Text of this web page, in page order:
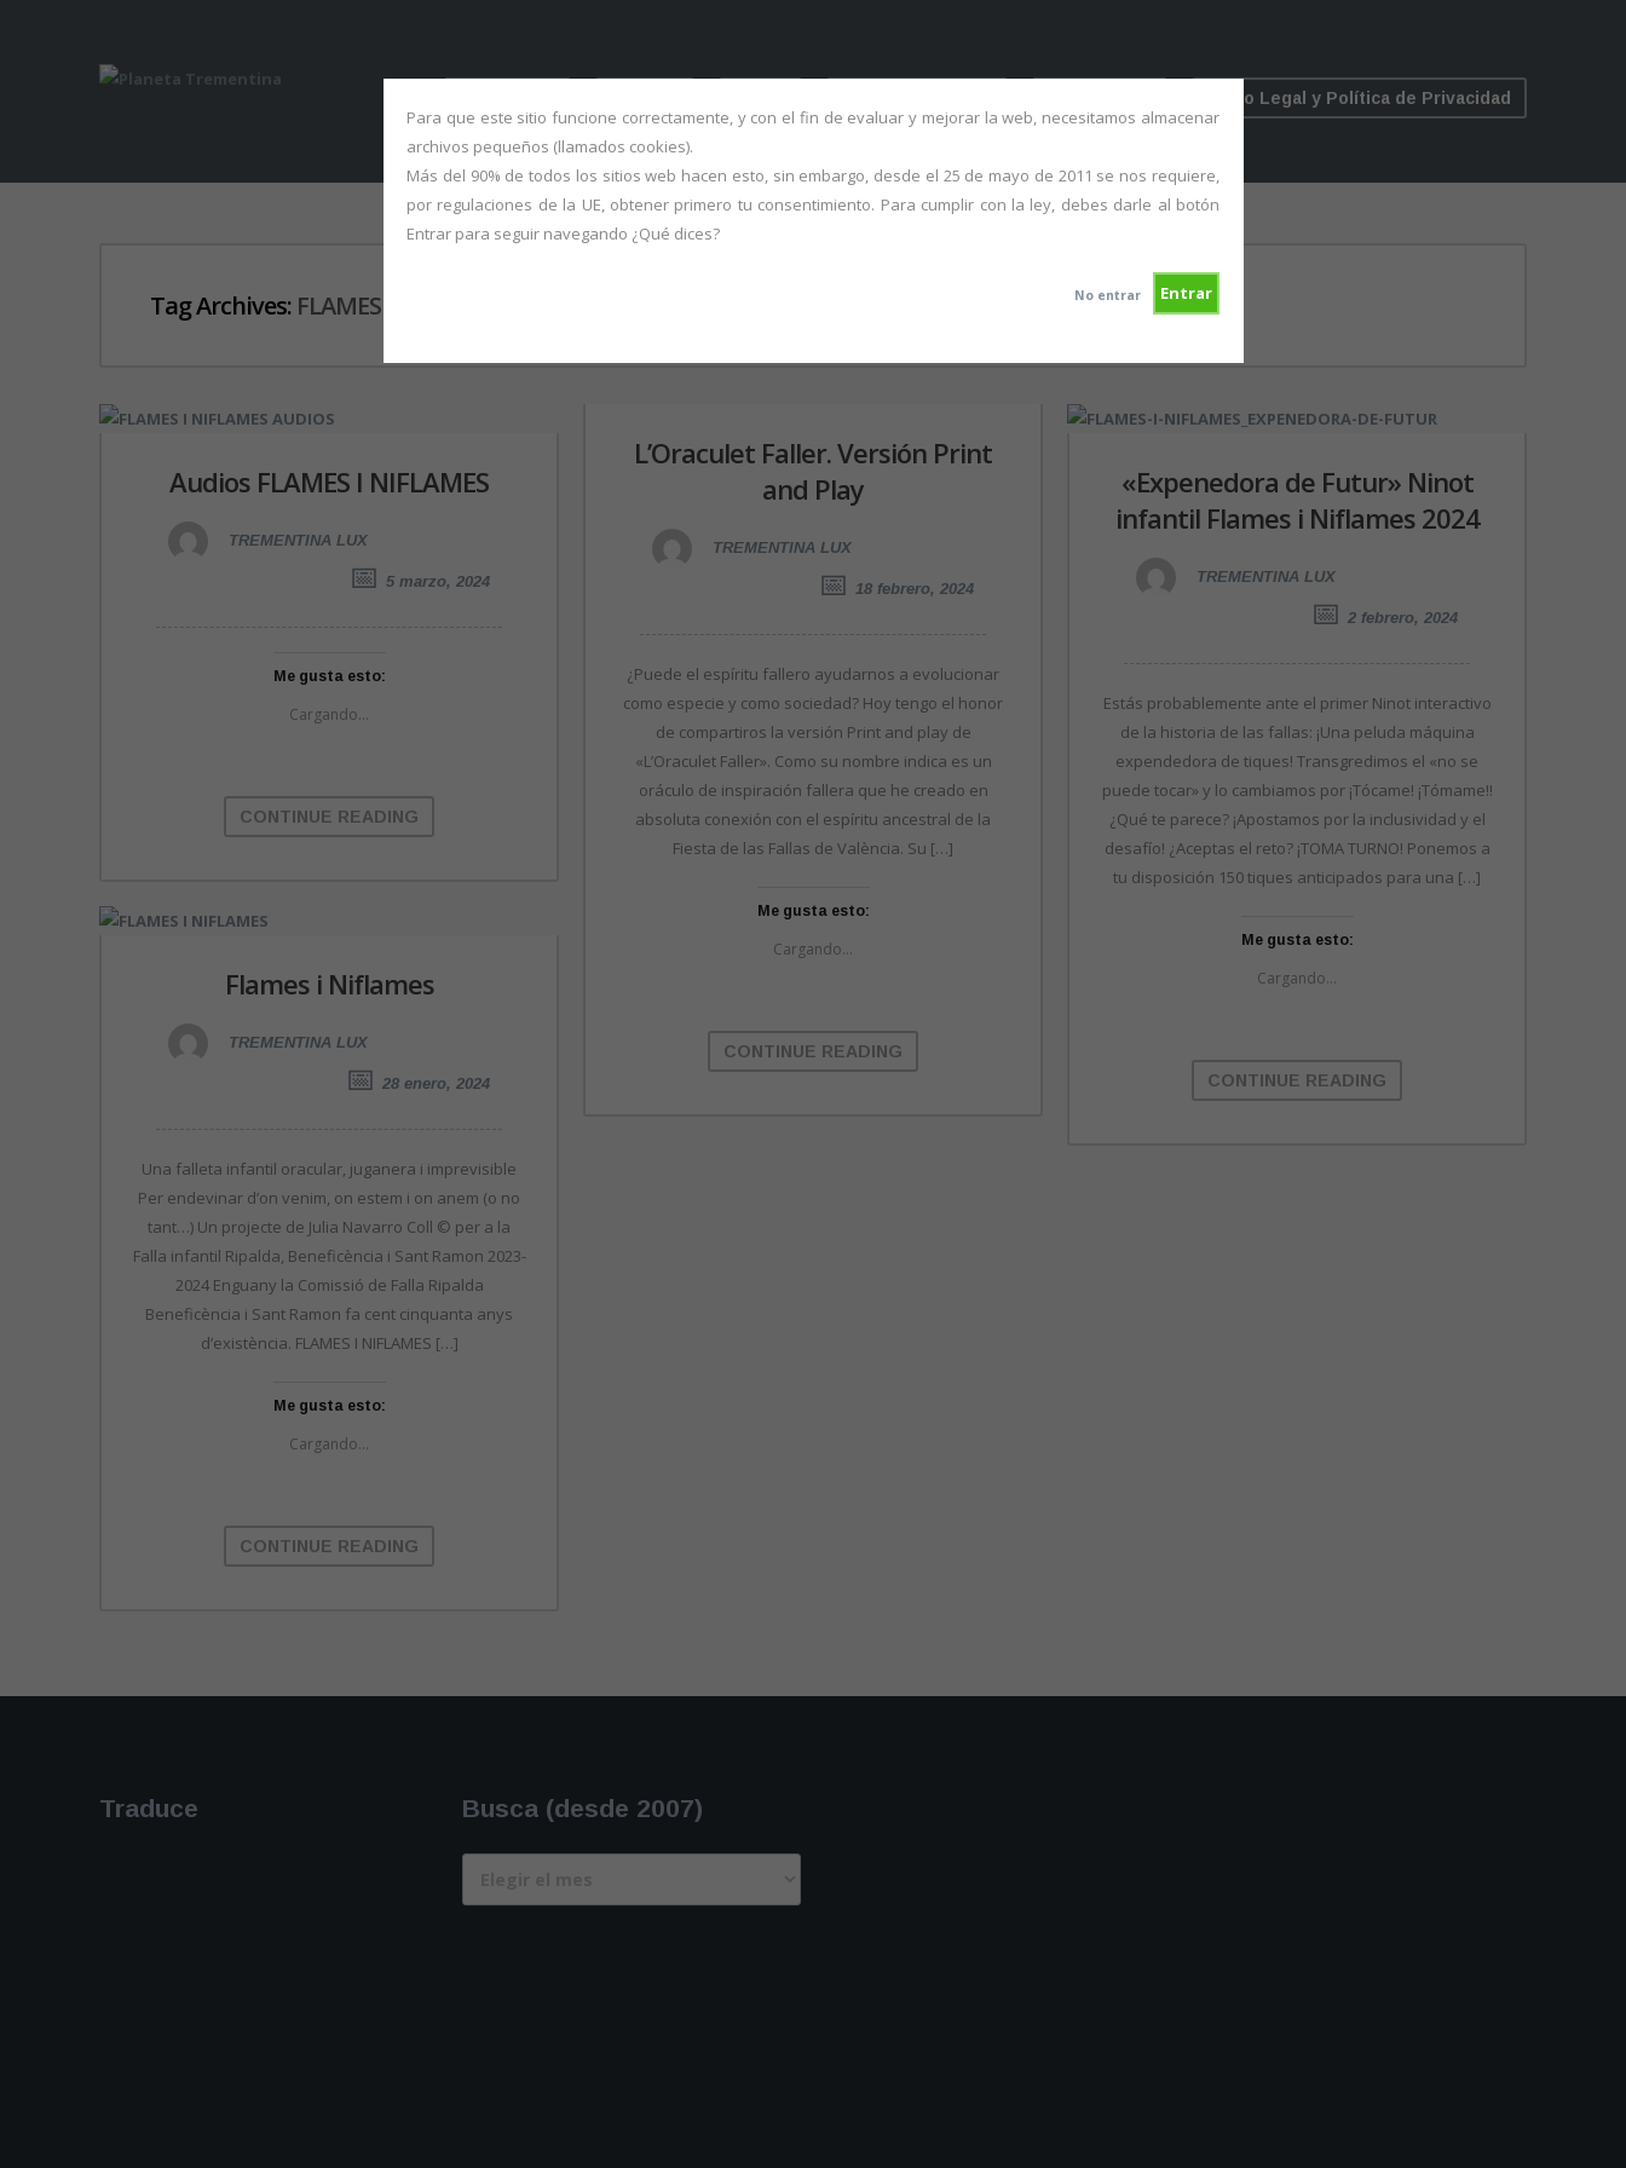
Para que este sitio funcione correctamente, y con el fin de evaluar y mejorar la web, necesitamos almacenar
archivos pequeños (llamados cookies).
Más del 90% de todos los sitios web hacen esto, sin embargo, desde el 25 de mayo de 2011 se nos requiere,
por regulaciones de la UE, obtener primero tu consentimiento. Para cumplir con la ley, debes darle al botón
Entrar para seguir navegando ¿Qué dices?
Entrar
No entrar
Aviso Legal y Política de Privacidad
Tag Archives: FLAMESINIFLAMES
Audios FLAMES I NIFLAMES
TREMENTINA LUX
5 marzo, 2024
Me gusta esto:
Cargando...
CONTINUE READING
L’Oraculet Faller. Versión Print
and Play
TREMENTINA LUX
18 febrero, 2024
¿Puede el espíritu fallero ayudarnos a evolucionar
como especie y como sociedad? Hoy tengo el honor
de compartiros la versión Print and play de
«L’Oraculet Faller». Como su nombre indica es un
oráculo de inspiración fallera que he creado en
absoluta conexión con el espíritu ancestral de la
Fiesta de las Fallas de València. Su […]
Me gusta esto:
Cargando...
CONTINUE READING
«Expenedora de Futur» Ninot
infantil Flames i Niflames 2024
TREMENTINA LUX
2 febrero, 2024
Estás probablemente ante el primer Ninot interactivo
de la historia de las fallas: ¡Una peluda máquina
expendedora de tiques! Transgredimos el «no se
puede tocar» y lo cambiamos por ¡Tócame! ¡Tómame!!
¿Qué te parece? ¡Apostamos por la inclusividad y el
desafío! ¿Aceptas el reto? ¡TOMA TURNO! Ponemos a
tu disposición 150 tiques anticipados para una […]
Me gusta esto:
Cargando...
CONTINUE READING
Flames i Niflames
TREMENTINA LUX
28 enero, 2024
Una falleta infantil oracular, juganera i imprevisible
Per endevinar d’on venim, on estem i on anem (o no
tant…) Un projecte de Julia Navarro Coll © per a la
Falla infantil Ripalda, Beneficència i Sant Ramon 2023-
2024 Enguany la Comissió de Falla Ripalda
Beneficència i Sant Ramon fa cent cinquanta anys
d’existència. FLAMES I NIFLAMES […]
Me gusta esto:
Cargando...
CONTINUE READING
Traduce Busca (desde 2007)
(desde